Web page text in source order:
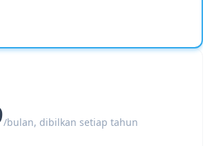
/bulan, dibilkan setiap tahun